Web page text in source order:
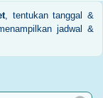
, tentukan tanggal &
jadwal &